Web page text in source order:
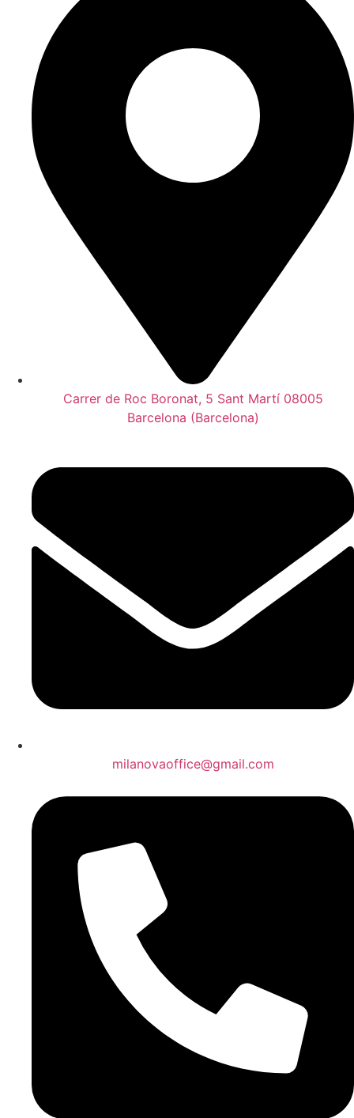
Carrer de Roc Boronat, 5 Sant Martí 08005
Barcelona (Barcelona)
milanovaoffice@gmail.com